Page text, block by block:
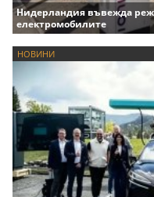
Нидерландия въвежда
електромобилите
НОВИНИ